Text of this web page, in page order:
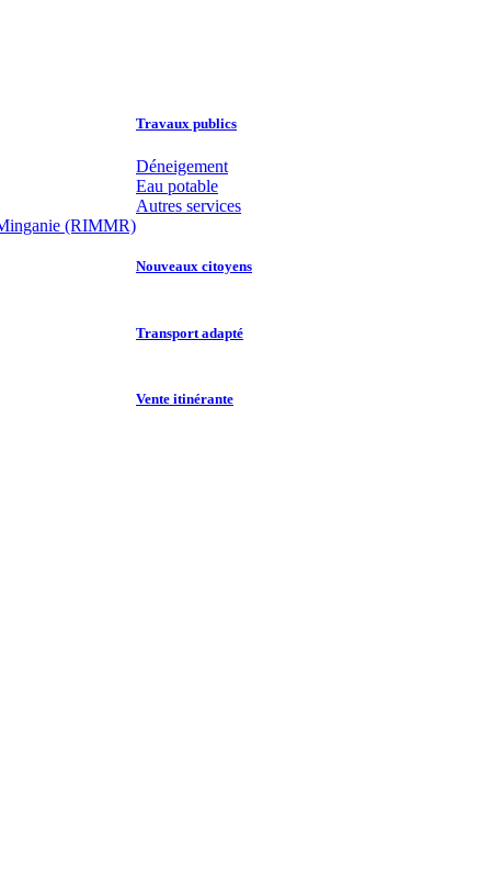
(RIMMR)
Travaux publics
Déneigement
Eau potable
Autres services
Nouveaux citoyens
Transport adapté
Vente itinérante